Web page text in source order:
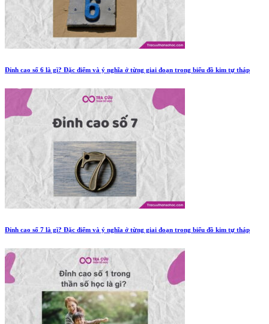
Đỉnh cao số 6 là gì? Đặc điểm và ý nghĩa ở từng giai đoạn trong biểu đồ kim tự tháp
Đỉnh cao số 7 là gì? Đặc điểm và ý nghĩa ở từng giai đoạn trong biểu đồ kim tự tháp